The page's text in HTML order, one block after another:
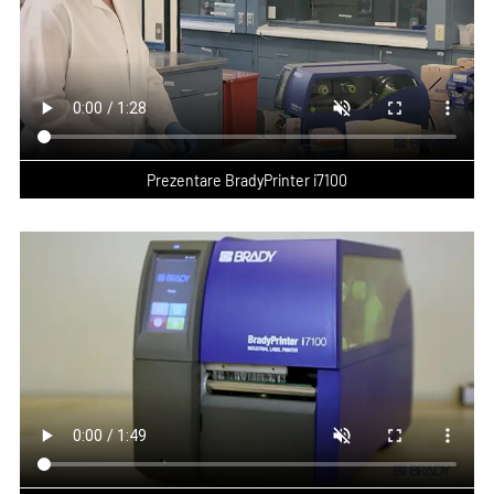
MSI, Plessey, POSTNET, UPC-A, UPC-E,
UPC-E0
Baterie
Baterie litiu-mangan
Senzor media
Black Mark, Senzor Gap, Notch, Senzor
Reflective
Limbi compatibile
Arabă olandeză, bulgară, chineză
(simplificată), croată, cehă, daneză,
olandeză, engleză (SUA), farsi, finlandeză,
italiană, coreeană, lituaniană,
macedoneană, norvegiană (bokmål),
poloneză, portugheză, română, rusă, sârbă,
slovenă, spaniolă, spaniolă (Mexic),
suedeză, thailandeză, turcă
conectivitate
Ethernet, RS232, USB 2.0, USB Host
personalizabile
Coduri de bare tip 3
Da
cauciuc sintetic
I7100-PR-120MM
cauciuc silicon
I7100-PRS-120MM
Senzor de prezentare
PS1000MP
I7100-PS1000MP
Senzor de prezentare PS900
I7100-PS900
Tăietor cu suport
I7100-CUTTER-TRAY
Tăietor ghilotină
I7100-CUTTER-NG
Tăietor ghilotină pentru
regim greu de funcționare
Tăietor perforator
I7100-PERF-CUTTER
Prezentare BradyPrinter i7100